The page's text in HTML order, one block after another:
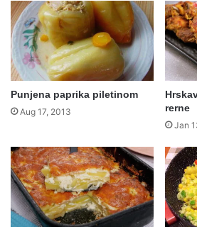
Punjena paprika piletinom
Aug 17, 2013
rerne
Jan